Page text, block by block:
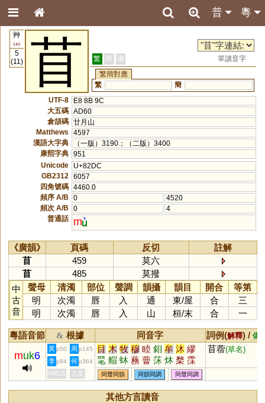
粵
普
艸
140
5
(11)
苜 繁 簡 港
單讀音字
繁簡對應
繁
簡
UTF-8
E8 8B 9C
大五碼 AD60
倉頡碼 廿月山
Matthews
4597
漢語大字典
（一版）3190；（二版）3400
康熙字典 951
Unicode
U+82DC
GB2312
6057
四角號碼 4460.0
頻序 A/B
0
4520
頻次 A/B
0
4
普通話
m
《廣韻》 頁碼 反切
註解
苜
459
莫六
苜
485
莫撥
中
古
音
聲母 清濁 部位 聲調 韻攝 韻目 開合
等第
明
次濁 唇 入 通 東/屋 合
三
明
次濁 唇 入 山 桓/末 合 一
粵語音節 & 根據 同音字 詞例(解釋) / 備
muk6
黃 p50 周 p145 目 木 牧 穆 睦 鉬 牟 沐 繆
毣 艒 蚞 蓩 萺 莯 炑 楘 霂
坶
苜蓿(草名)
李 p84 何 p364
HKLS 人文 同聲同韻 同韻同調 同聲同調
其他方言讀音